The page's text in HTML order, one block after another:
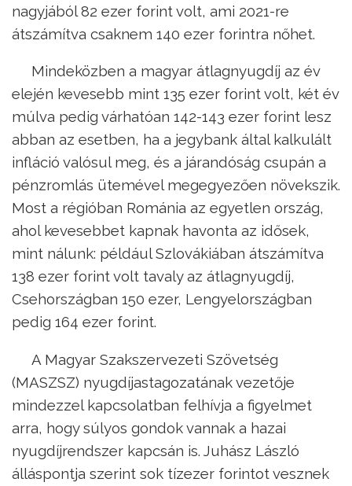
nagyjából 82 ezer forint volt, ami 2021-re
átszámítva csaknem 140 ezer forintra nőhet.
Mindeközben a magyar átlagnyugdíj az év
elején kevesebb mint 135 ezer forint volt, két év
múlva pedig várhatóan 142-143 ezer forint lesz
abban az esetben, ha a jegybank által kalkulált
infláció valósul meg, és a járandóság csupán a
pénzromlás ütemével megegyezően növekszik.
Most a régióban Románia az egyetlen ország,
ahol kevesebbet kapnak havonta az idősek,
mint nálunk: például Szlovákiában átszámítva
138 ezer forint volt tavaly az átlagnyugdíj,
Csehországban 150 ezer, Lengyelországban
pedig 164 ezer forint.
A Magyar Szakszervezeti Szövetség
(MASZSZ) nyugdíjastagozatának vezetője
mindezzel kapcsolatban felhívja a figyelmet
arra, hogy súlyos gondok vannak a hazai
nyugdíjrendszer kapcsán is. Juhász László
álláspontja szerint sok tízezer forintot vesznek